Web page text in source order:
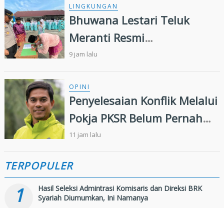
LINGKUNGAN
Bhuwana Lestari Teluk
Meranti Resmi
Dikukuhkan,Wujudkan
Generasi Muda Peduli
Lingkungan
9 jam lalu
OPINI
Penyelesaian Konflik Melalui
Pokja PKSR Belum Pernah
Terwujud: Menguji
Keseriusan APP Group
Menjalankan Remedy
Framework FSC
11 jam lalu
TERPOPULER
1
Hasil Seleksi Admintrasi Komisaris dan Direksi BRK
Syariah Diumumkan, Ini Namanya